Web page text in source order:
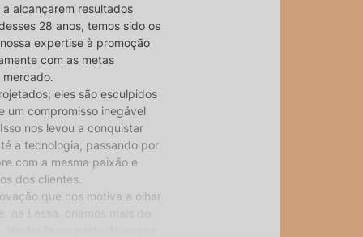
alcançarem resultados
28 anos, temos sido os
expertise à promoção
com as metas
eles são esculpidos
um compromisso inegável
nos levou a conquistar
a tecnologia, passando por
com a mesma paixão e
dos clientes.
que nos motiva a olhar
Lessa, criamos mais do